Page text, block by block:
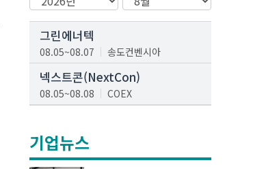
그린에너텍
08.05~08.07 송도컨벤시아
넥스트콘(NextCon)
08.05~08.08 COEX
08.19~08.21
K-PRINT
기업뉴스